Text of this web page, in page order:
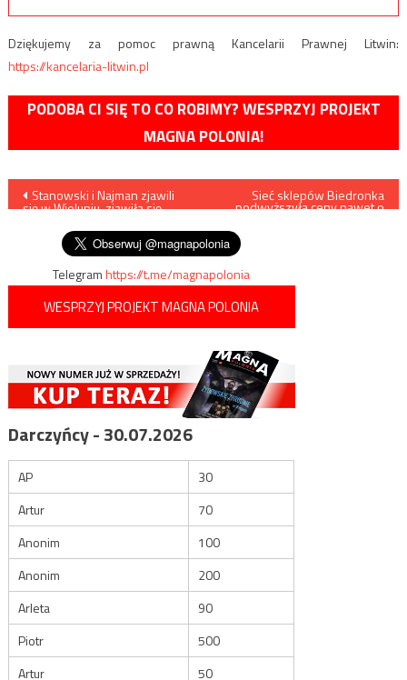
Dziękujemy za pomoc prawną Kancelarii Prawnej Litwin:
https://kancelaria-litwin.pl
PODOBA CI SIĘ TO CO ROBIMY? WESPRZYJ PROJEKT
MAGNA POLONIA!
Nawigacja
wpisu
Stanowski i Najman zjawili
się w Wieluniu, zjawiła się
Sieć sklepów Biedronka
podwyższyła ceny nawet o
Telegramhttps://t.me/magnapolonia
WESPRZYJ PROJEKT MAGNA POLONIA
Darczyńcy - 30.07.2026
AP
30
Artur
70
Anonim
100
Anonim
200
Arleta
90
Piotr
500
Artur
50